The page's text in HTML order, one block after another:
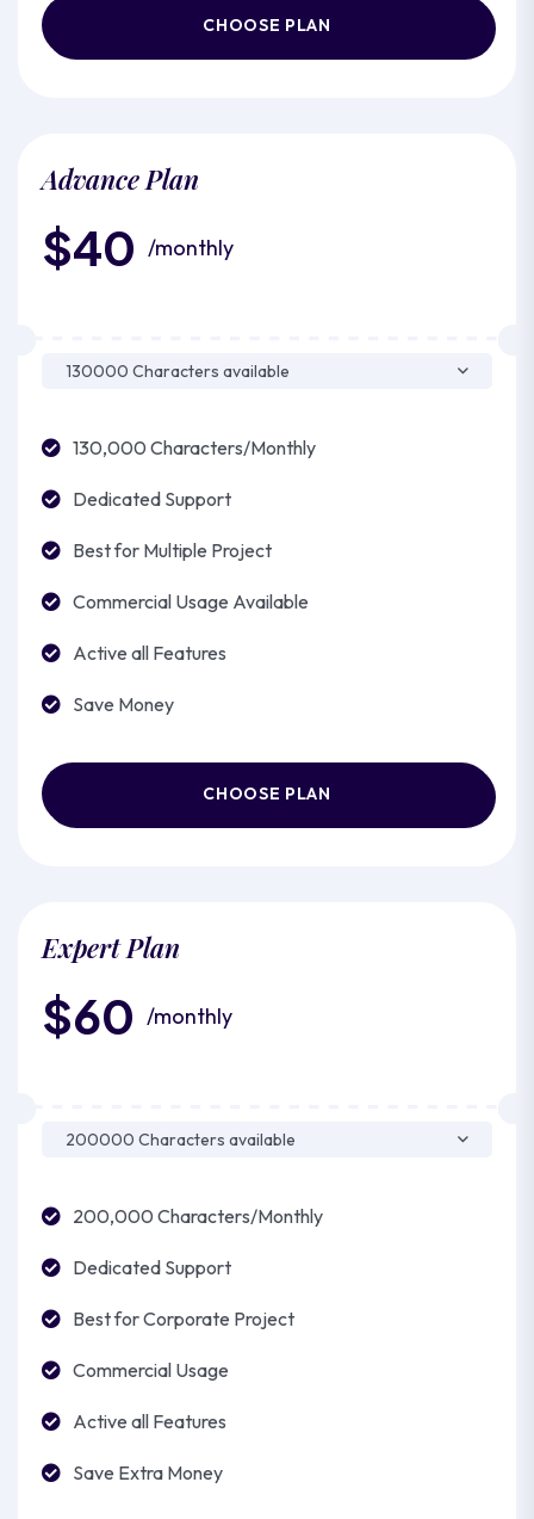
CHOOSE PLAN
Advance Plan
$40 /monthly
130,000 Characters/Monthly
Dedicated Support
Best for Multiple Project
Commercial Usage Available
Active all Features
Save Money
CHOOSE PLAN
Expert Plan
$60 /monthly
200,000 Characters/Monthly
Dedicated Support
Best for Corporate Project
Commercial Usage
Active all Features
Save Extra Money